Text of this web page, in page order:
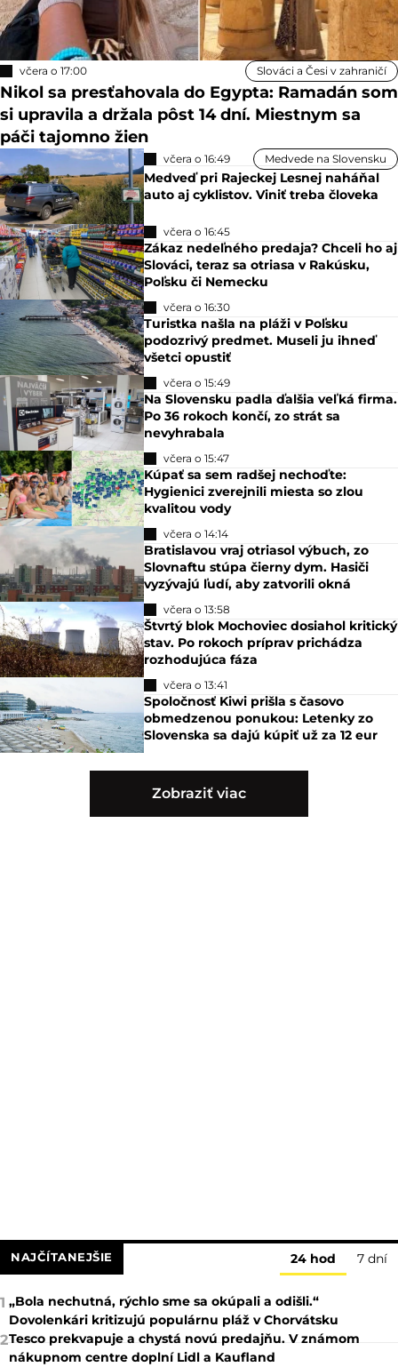
včera o 17:00 Slováci a Česi v zahraničí
Nikol sa presťahovala do Egypta: Ramadán som
si upravila a držala pôst 14 dní. Miestnym sa
páči tajomno žien
včera o 16:49 Medvede na Slovensku
Medveď pri Rajeckej Lesnej naháňal
auto aj cyklistov. Viniť treba človeka
včera o 16:45
Zákaz nedeľného predaja? Chceli ho aj
Slováci, teraz sa otriasa v Rakúsku,
Poľsku či Nemecku
včera o 16:30
Turistka našla na pláži v Poľsku
podozrivý predmet. Museli ju ihneď
všetci opustiť
včera o 15:49
Na Slovensku padla ďalšia veľká firma.
Po 36 rokoch končí, zo strát sa
nevyhrabala
včera o 15:47
Kúpať sa sem radšej nechoďte:
Hygienici zverejnili miesta so zlou
kvalitou vody
včera o 14:14
Bratislavou vraj otriasol výbuch, zo
Slovnaftu stúpa čierny dym. Hasiči
vyzývajú ľudí, aby zatvorili okná
včera o 13:58
Štvrtý blok Mochoviec dosiahol kritický
stav. Po rokoch príprav prichádza
rozhodujúca fáza
včera o 13:41
Spoločnosť Kiwi prišla s časovo
obmedzenou ponukou: Letenky zo
Slovenska sa dajú kúpiť už za 12 eur
Zobraziť viac
NAJČÍTANEJŠIE 24 hod 7 dní
1 „Bola nechutná, rýchlo sme sa okúpali a odišli.“
Dovolenkári kritizujú populárnu pláž v Chorvátsku
2Tesco prekvapuje a chystá novú predajňu. V známom
nákupnom centre doplní Lidl a Kaufland